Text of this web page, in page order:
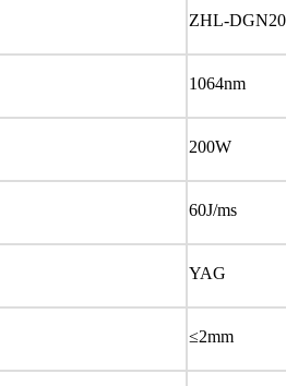
ZHL-
1064nm
200W
60J/ms
YAG
≤2mm